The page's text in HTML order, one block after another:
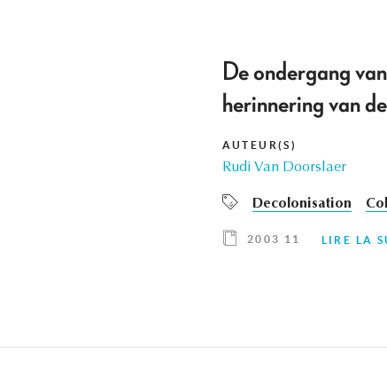
De ondergang
herinnering van
AUTEUR(S)
Rudi Van Doorslaer
Decolonisation
2003 11 LIRE LA